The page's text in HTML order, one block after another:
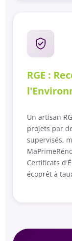
RGE :
Un artisan
projets par
supervisés,
Certificats
écoprêt à